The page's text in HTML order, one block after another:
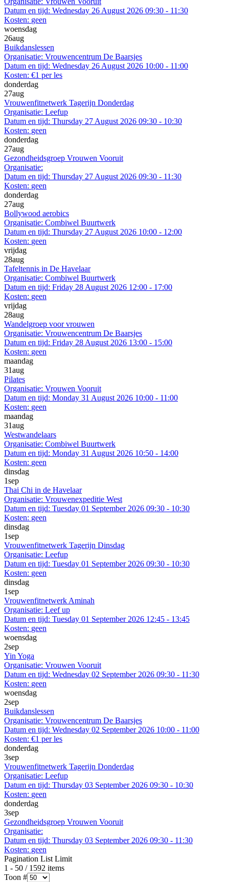
Datum en tijd: Wednesday 26 August 2026 09:30 - 11:30
Kosten: geen
woensdag
26aug
Buikdanslessen
Organisatie: Vrouwencentrum De Baarsjes
Datum en tijd: Wednesday 26 August 2026 10:00 - 11:00
Kosten: €1 per les
donderdag
27aug
Vrouwenfitnetwerk Tagerijn Donderdag
Organisatie: Leefup
Datum en tijd: Thursday 27 August 2026 09:30 - 10:30
Kosten: geen
donderdag
27aug
Gezondheidsgroep Vrouwen Vooruit
Organisatie:
Datum en tijd: Thursday 27 August 2026 09:30 - 11:30
Kosten: geen
donderdag
27aug
Bollywood aerobics
Organisatie: Combiwel Buurtwerk
Datum en tijd: Thursday 27 August 2026 10:00 - 12:00
Kosten: geen
vrijdag
28aug
Tafeltennis in De Havelaar
Organisatie: Combiwel Buurtwerk
Datum en tijd: Friday 28 August 2026 12:00 - 17:00
Kosten: geen
vrijdag
28aug
Wandelgroep voor vrouwen
Organisatie: Vrouwencentrum De Baarsjes
Datum en tijd: Friday 28 August 2026 13:00 - 15:00
Kosten: geen
maandag
31aug
Pilates
Organisatie: Vrouwen Vooruit
Datum en tijd: Monday 31 August 2026 10:00 - 11:00
Kosten: geen
maandag
31aug
Westwandelaars
Organisatie: Combiwel Buurtwerk
Datum en tijd: Monday 31 August 2026 10:50 - 14:00
Kosten: geen
dinsdag
1sep
Thai Chi in de Havelaar
Organisatie: Vrouwenexpeditie West
Datum en tijd: Tuesday 01 September 2026 09:30 - 10:30
Kosten: geen
dinsdag
1sep
Vrouwenfitnetwerk Tagerijn Dinsdag
Organisatie: Leefup
Datum en tijd: Tuesday 01 September 2026 09:30 - 10:30
Kosten: geen
dinsdag
1sep
Vrouwenfitnetwerk Aminah
Organisatie: Leef up
Datum en tijd: Tuesday 01 September 2026 12:45 - 13:45
Kosten: geen
woensdag
2sep
Yin Yoga
Organisatie: Vrouwen Vooruit
Datum en tijd: Wednesday 02 September 2026 09:30 - 11:30
Kosten: geen
woensdag
2sep
Buikdanslessen
Organisatie: Vrouwencentrum De Baarsjes
Datum en tijd: Wednesday 02 September 2026 10:00 - 11:00
Kosten: €1 per les
donderdag
3sep
Vrouwenfitnetwerk Tagerijn Donderdag
Organisatie: Leefup
Datum en tijd: Thursday 03 September 2026 09:30 - 10:30
Kosten: geen
donderdag
3sep
Gezondheidsgroep Vrouwen Vooruit
Organisatie:
Datum en tijd: Thursday 03 September 2026 09:30 - 11:30
Kosten: geen
Pagination List Limit
1 - 50 / 1592 items
Toon #